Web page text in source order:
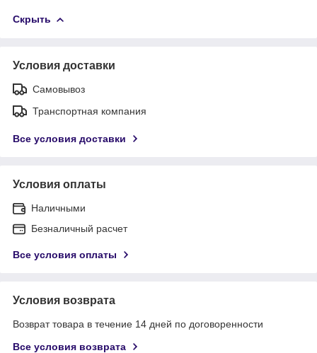
Скрыть
Условия доставки
Самовывоз
Транспортная компания
Все условия доставки
Условия оплаты
Наличными
Безналичный расчет
Все условия оплаты
Условия возврата
Возврат товара в течение 14 дней по договоренности
Все условия возврата